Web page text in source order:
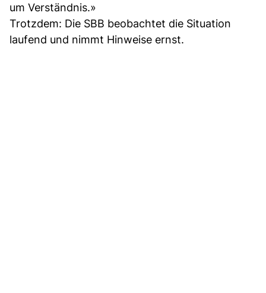
um Verständnis.»
Trotzdem: Die SBB beobachtet die Situation
laufend und nimmt Hinweise ernst.